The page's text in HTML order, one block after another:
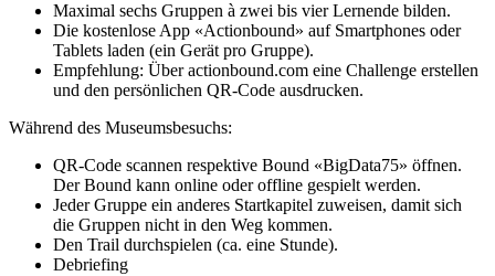
Maximal sechs Gruppen à zwei bis vier Lernende bilden.
Die kostenlose App «Actionbound» auf Smartphones oder
Tablets laden (ein Gerät pro Gruppe).
Empfehlung: Über actionbound.com eine Challenge erstellen
und den persönlichen QR-Code ausdrucken.
Während des Museumsbesuchs:
QR-Code scannen respektive Bound «BigData75» öffnen.
Der Bound kann online oder offline gespielt werden.
Jeder Gruppe ein anderes Startkapitel zuweisen, damit sich
die Gruppen nicht in den Weg kommen.
Den Trail durchspielen (ca. eine Stunde).
Debriefing